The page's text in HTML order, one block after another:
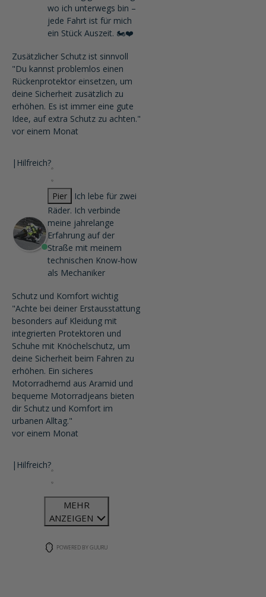
wo ich unterwegs bin –
jede Fahrt ist für mich
ein Stück Auszeit. 🏍️❤️
Zusätzlicher Schutz ist sinnvoll
"Du kannst problemlos einen
Rückenprotektor einsetzen, um
deine Sicherheit zusätzlich zu
erhöhen. Es ist immer eine gute
Idee, auf extra Schutz zu achten."
vor einem Monat
| Hilfreich?
Pier
Ich lebe für zwei
Räder. Ich verbinde
meine jahrelange
Erfahrung auf der
Straße mit meinem
technischen Know-how
als Mechaniker
Schutz und Komfort wichtig
"Achte bei deiner Erstausstattung
besonders auf Kleidung mit
integrierten Protektoren und
Schuhe mit Knöchelschutz, um
deine Sicherheit beim Fahren zu
erhöhen. Ein sicheres
Motorradhemd aus Aramid und
bequeme Motorradjeans bieten
dir Schutz und Komfort im
urbanen Alltag."
vor einem Monat
| Hilfreich?
MEHR
ANZEIGEN
POWERED BY GUURU